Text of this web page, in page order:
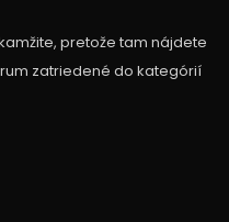
pretože tam nájdete
zatriedené do kategórií